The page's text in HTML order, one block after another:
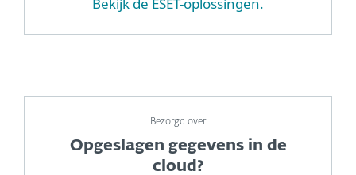
Bezorgd over
Opgeslagen gegevens in de
cloud?